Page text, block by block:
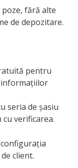
fără alte
de depozitare.
pentru
informațiilor
seria de șasiu
verificarea.
client.